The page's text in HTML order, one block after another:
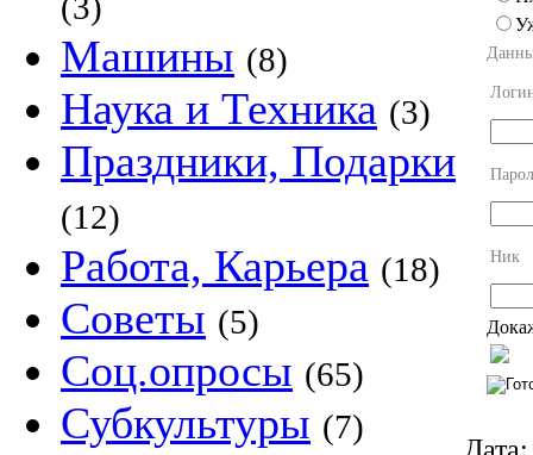
Машины (8)
Наука и Техника (3)
Праздники, Подарки
(12)
Работа, Карьера (18)
Советы (5)
Соц.опросы (65)
Субкультуры (7)
Ник